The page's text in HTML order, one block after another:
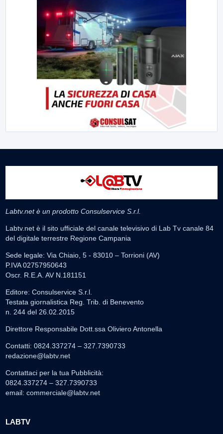
Labtv.net è un prodotto Consulservice S.r.l.
Labtv.net è il sito ufficiale del canale televisivo di Lab Tv canale 84
del digitale terrestre Regione Campania
Sede legale: Via Chiaio, 5 - 83010 – Torrioni (AV)
P.IVA 02757950643
Oscr. R.E.A. AV N.181151
Editore: Consulservice S.r.l.
Testata giornalistica Reg. Trib. di Benevento
n. 244 del 26.02.2015
Direttore Responsabile Dott.ssa Oliviero Antonella
Contatti: 0824.337274 – 327.7390733
redazione@labtv.net
Contattaci per la tua Pubblicità:
0824.337274 – 327.7390733
email: commerciale@labtv.net
LABTV